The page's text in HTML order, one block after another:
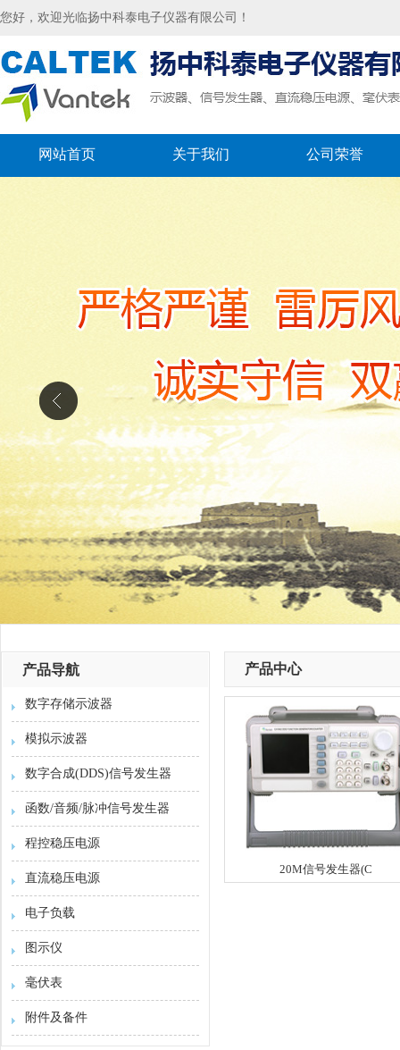
您好，欢迎光临扬中科泰电子仪器有限公司！
网站首页 关于我们 公司荣誉
产品导航
数字存储示波器
模拟示波器
数字合成(DDS)信号发生器
函数/音频/脉冲信号发生器
程控稳压电源
直流稳压电源
电子负载
图示仪
毫伏表
附件及备件
产品中心
20M信号发生器(C